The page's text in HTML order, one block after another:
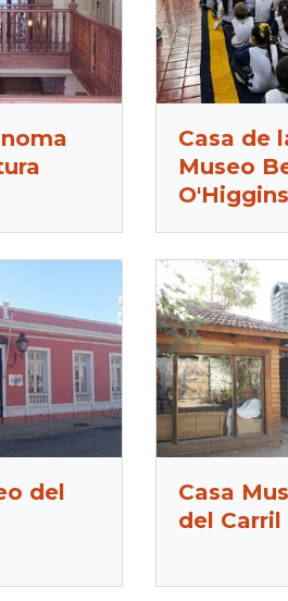
Casa de
Museo
O'Higgins
del
Casa
del Carril